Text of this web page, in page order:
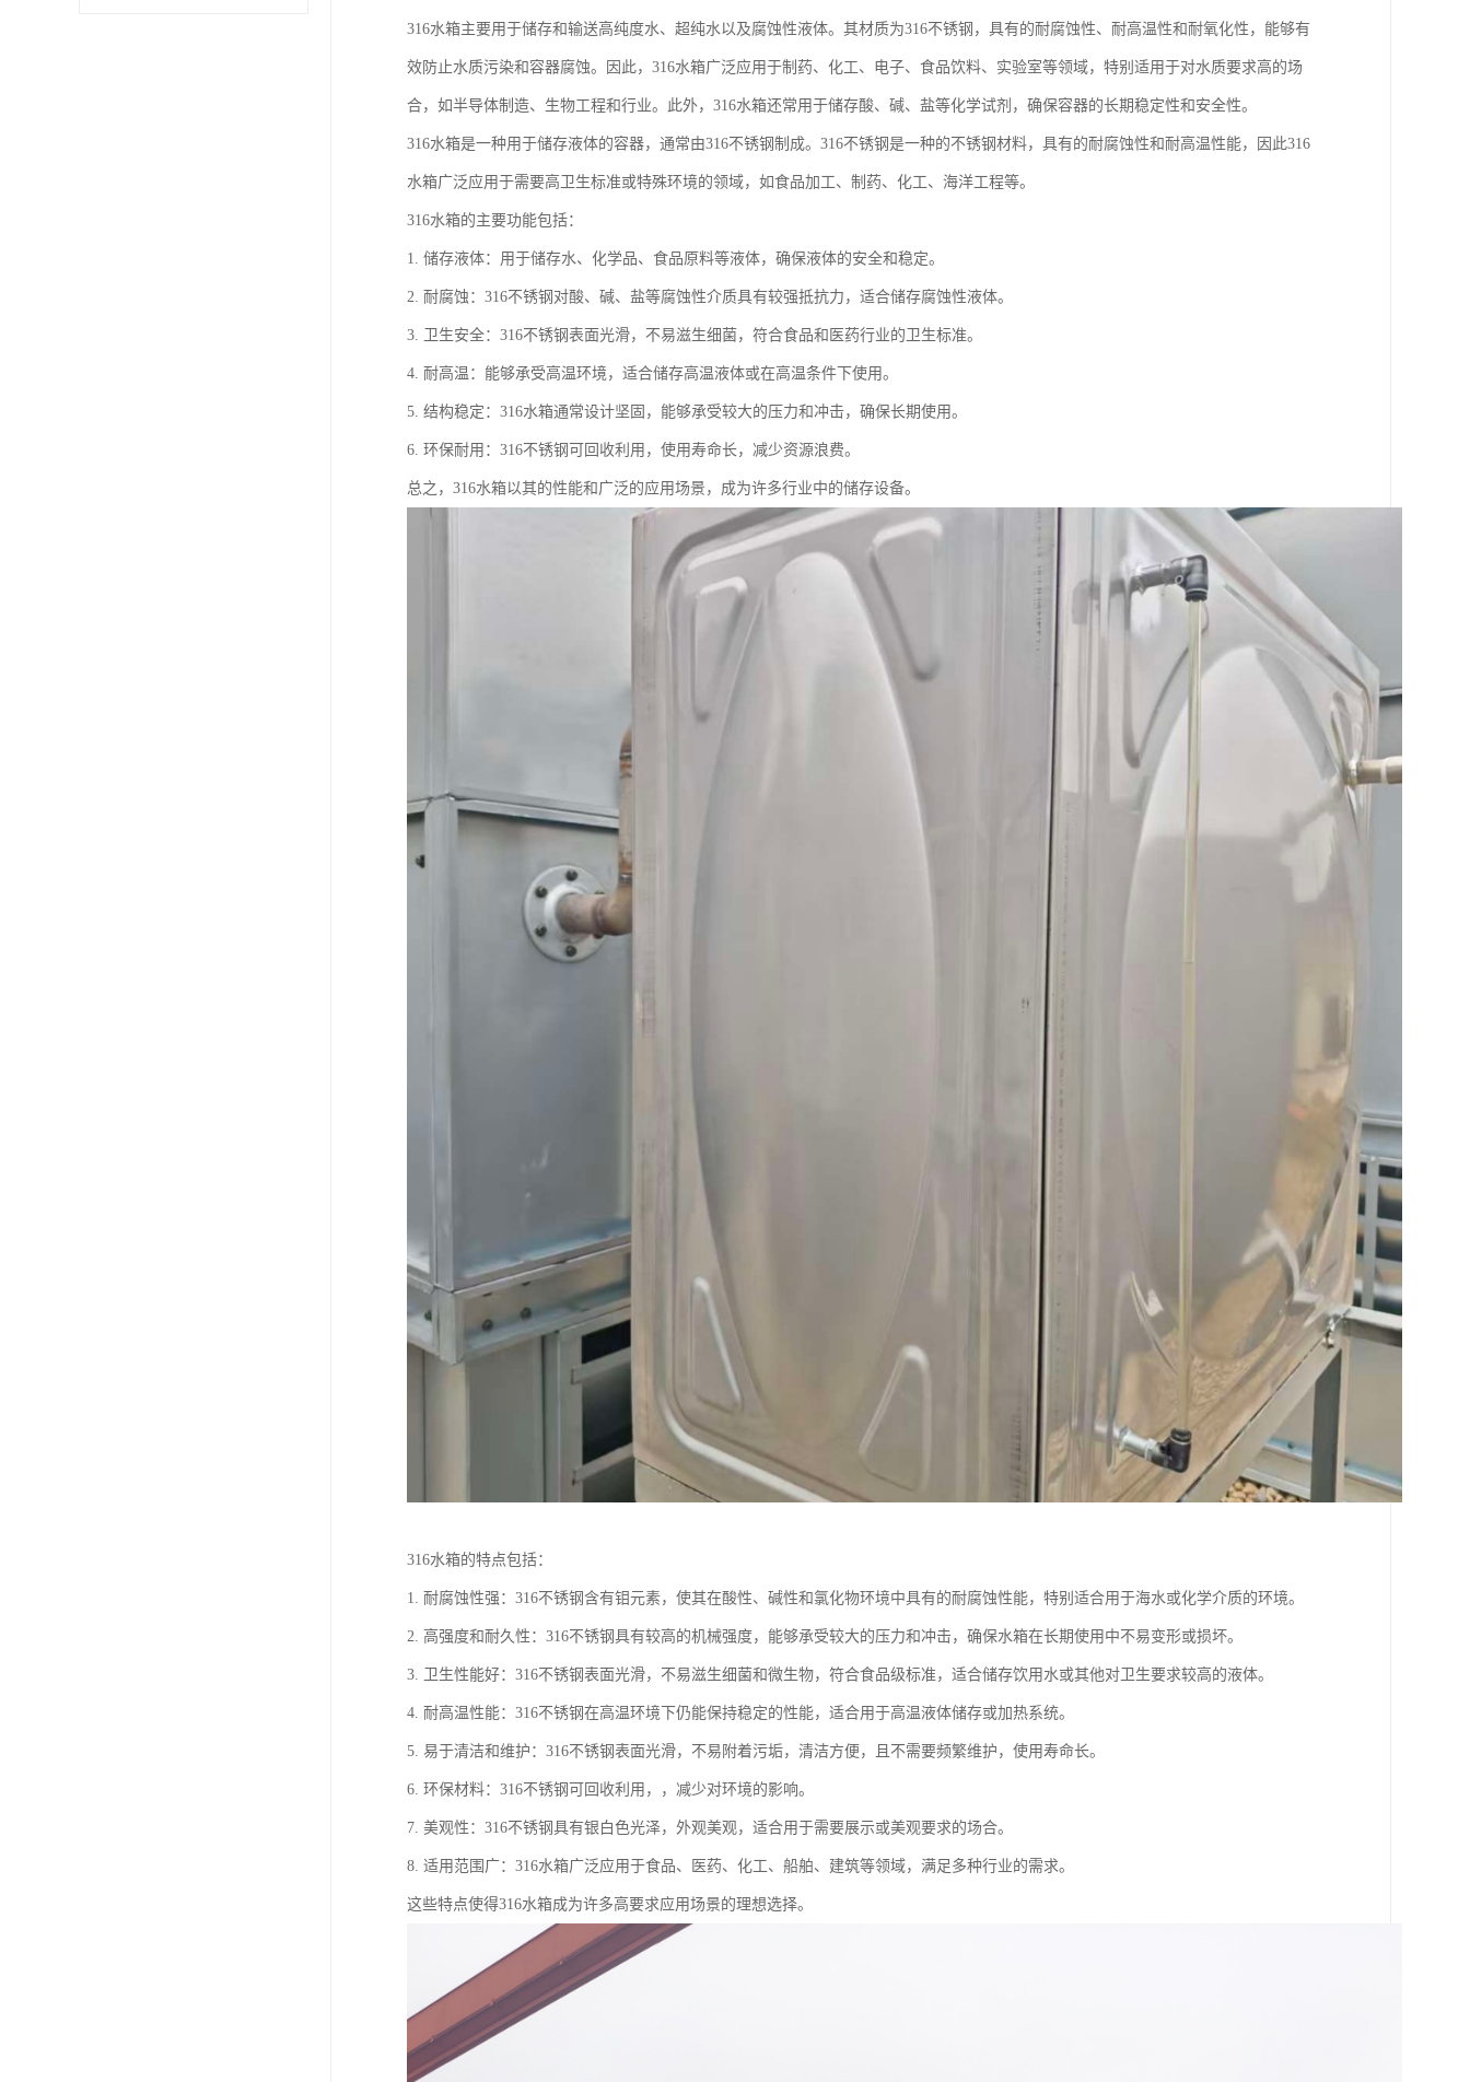
316水箱主要用于储存和输送高纯度水、超纯水以及腐蚀性液体。其材质为316不锈钢，具有的耐腐蚀性、耐高温性和耐氧化性，能够有
效防止水质污染和容器腐蚀。因此，316水箱广泛应用于制药、化工、电子、食品饮料、实验室等领域，特别适用于对水质要求高的场
合，如半导体制造、生物工程和行业。此外，316水箱还常用于储存酸、碱、盐等化学试剂，确保容器的长期稳定性和安全性。
316水箱是一种用于储存液体的容器，通常由316不锈钢制成。316不锈钢是一种的不锈钢材料，具有的耐腐蚀性和耐高温性能，因此316
水箱广泛应用于需要高卫生标准或特殊环境的领域，如食品加工、制药、化工、海洋工程等。
316水箱的主要功能包括：
1. 储存液体：用于储存水、化学品、食品原料等液体，确保液体的安全和稳定。
2. 耐腐蚀：316不锈钢对酸、碱、盐等腐蚀性介质具有较强抵抗力，适合储存腐蚀性液体。
3. 卫生安全：316不锈钢表面光滑，不易滋生细菌，符合食品和医药行业的卫生标准。
4. 耐高温：能够承受高温环境，适合储存高温液体或在高温条件下使用。
5. 结构稳定：316水箱通常设计坚固，能够承受较大的压力和冲击，确保长期使用。
6. 环保耐用：316不锈钢可回收利用，使用寿命长，减少资源浪费。
总之，316水箱以其的性能和广泛的应用场景，成为许多行业中的储存设备。
316水箱的特点包括：
1. 耐腐蚀性强：316不锈钢含有钼元素，使其在酸性、碱性和氯化物环境中具有的耐腐蚀性能，特别适合用于海水或化学介质的环境。
2. 高强度和耐久性：316不锈钢具有较高的机械强度，能够承受较大的压力和冲击，确保水箱在长期使用中不易变形或损坏。
3. 卫生性能好：316不锈钢表面光滑，不易滋生细菌和微生物，符合食品级标准，适合储存饮用水或其他对卫生要求较高的液体。
4. 耐高温性能：316不锈钢在高温环境下仍能保持稳定的性能，适合用于高温液体储存或加热系统。
5. 易于清洁和维护：316不锈钢表面光滑，不易附着污垢，清洁方便，且不需要频繁维护，使用寿命长。
6. 环保材料：316不锈钢可回收利用，，减少对环境的影响。
7. 美观性：316不锈钢具有银白色光泽，外观美观，适合用于需要展示或美观要求的场合。
8. 适用范围广：316水箱广泛应用于食品、医药、化工、船舶、建筑等领域，满足多种行业的需求。
这些特点使得316水箱成为许多高要求应用场景的理想选择。